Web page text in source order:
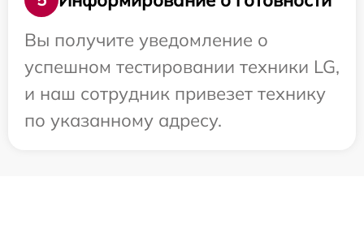
Вы получите уведомление о
успешном тестировании техники LG,
и наш сотрудник привезет технику
по указанному адресу.